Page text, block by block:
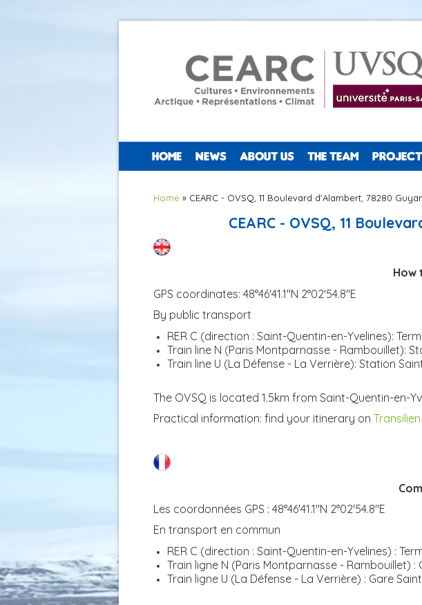
HOME NEWS ABOUT US THE TEAM
You are here
Home » CEARC - OVSQ, 11 Boulevard d'Alambert, 78280
CEARC - OVSQ, 11
How
GPS coordinates: 48°46'41.1"N 2°02'54.8"E
By public transport
RER C (direction : Saint-Quentin-en-Yvelines):
Train line N (Paris Montparnasse - Rambouillet):
Train line U (La Défense - La Verrière): Station
The OVSQ is located 1.5km from Saint-Quentin-en-
Practical information: find your itinerary on Transilien
Les coordonnées GPS : 48°46'41.1"N 2°02'54.8"E
En transport en commun
RER C (direction : Saint-Quentin-en-Yvelines) :
Train ligne N (Paris Montparnasse - Rambouillet) :
Train ligne U (La Défense - La Verrière) : Gare